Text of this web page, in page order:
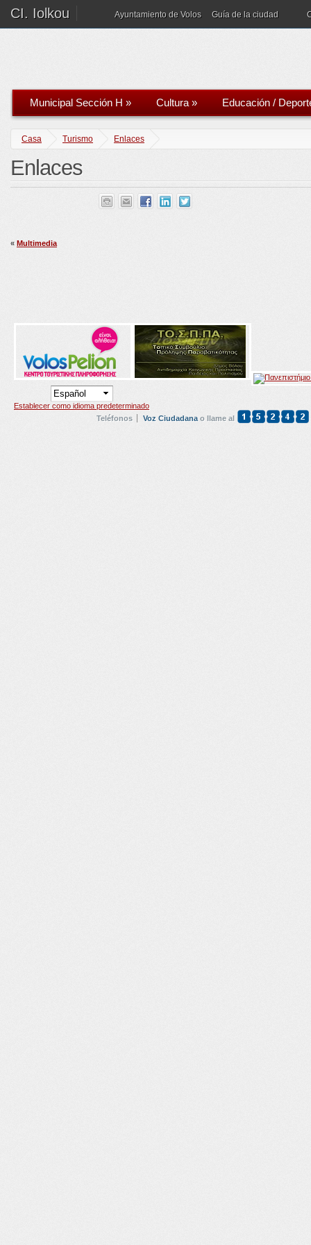
CI. Iolkou Ayuntamiento de Volos Guía de la ciudad
Municipal Sección H » Cultura» Educación /
Casa Turismo Enlaces
Enlaces
« Multimedia
Establecer como idioma predeterminado
Teléfonos
Voz Ciudadana o llame al